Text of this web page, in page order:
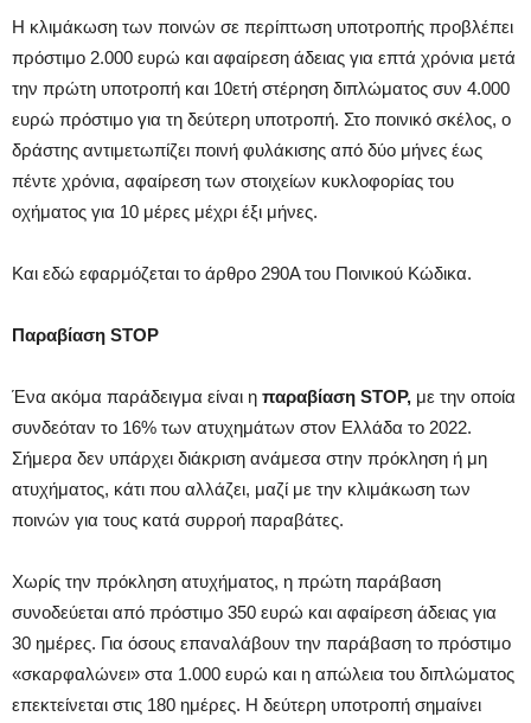
Η κλιμάκωση των ποινών σε περίπτωση υποτροπής προβλέπει
πρόστιμο 2.000 ευρώ και αφαίρεση άδειας για επτά χρόνια μετά
την πρώτη υποτροπή και 10ετή στέρηση διπλώματος συν 4.000
ευρώ πρόστιμο για τη δεύτερη υποτροπή. Στο ποινικό σκέλος, ο
δράστης αντιμετωπίζει ποινή φυλάκισης από δύο μήνες έως
πέντε χρόνια, αφαίρεση των στοιχείων κυκλοφορίας του
οχήματος για 10 μέρες μέχρι έξι μήνες.
Και εδώ εφαρμόζεται το άρθρο 290Α του Ποινικού Κώδικα.
Παραβίαση STOP
Ένα ακόμα παράδειγμα είναι η παραβίαση STOP, με την οποία
συνδεόταν το 16% των ατυχημάτων στον Ελλάδα το 2022.
Σήμερα δεν υπάρχει διάκριση ανάμεσα στην πρόκληση ή μη
ατυχήματος, κάτι που αλλάζει, μαζί με την κλιμάκωση των
ποινών για τους κατά συρροή παραβάτες.
Χωρίς την πρόκληση ατυχήματος, η πρώτη παράβαση
συνοδεύεται από πρόστιμο 350 ευρώ και αφαίρεση άδειας για
30 ημέρες. Για όσους επαναλάβουν την παράβαση το πρόστιμο
«σκαρφαλώνει» στα 1.000 ευρώ και η απώλεια του διπλώματος
επεκτείνεται στις 180 ημέρες. Η δεύτερη υποτροπή σημαίνει